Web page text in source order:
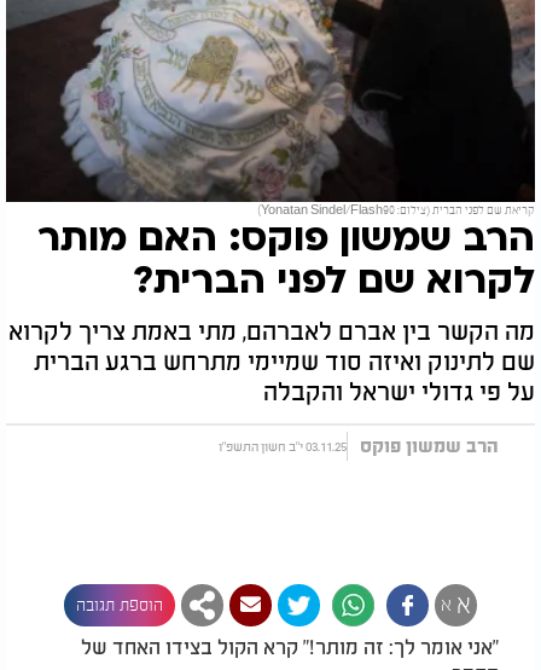
קריאת שם לפני הברית (צילום: Yonatan Sindel/Flash90)
הרב שמשון פוקס: האם מותר
לקרוא שם לפני הברית?
מה הקשר בין אברם לאברהם, מתי באמת צריך לקרוא
שם לתינוק ואיזה סוד שמיימי מתרחש ברגע הברית
על פי גדולי ישראל והקבלה
הרב שמשון פוקס 03.11.25 י"ב חשון התשפ"ו
א א הוספת תגובה
"אני אומר לך: זה מותר!" קרא הקול בצידו האחד של